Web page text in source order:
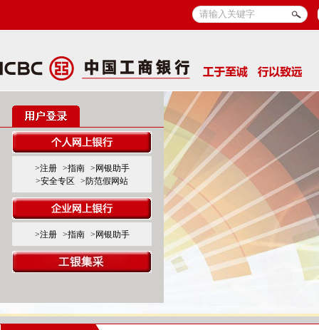
>注册 >指南
>网银助手
>安全专区
>防范假网站
>注册 >指南 >网银助手